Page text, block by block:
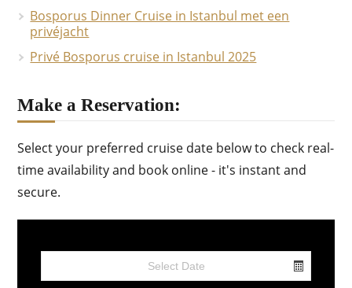
Bosporus Dinner Cruise in Istanbul met een
privéjacht
Privé Bosporus cruise in Istanbul 2025
Make a Reservation:
Select your preferred cruise date below to check real-
time availability and book online - it's instant and
secure.